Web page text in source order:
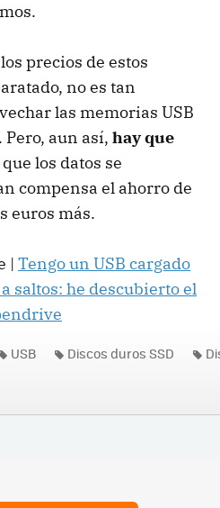
precios de estos
no es tan
las memorias USB
aun así, hay que
los datos se
compensa el ahorro de
euros más.
| Tengo un USB cargado
saltos: he descubierto el
USB Discos duros SSD